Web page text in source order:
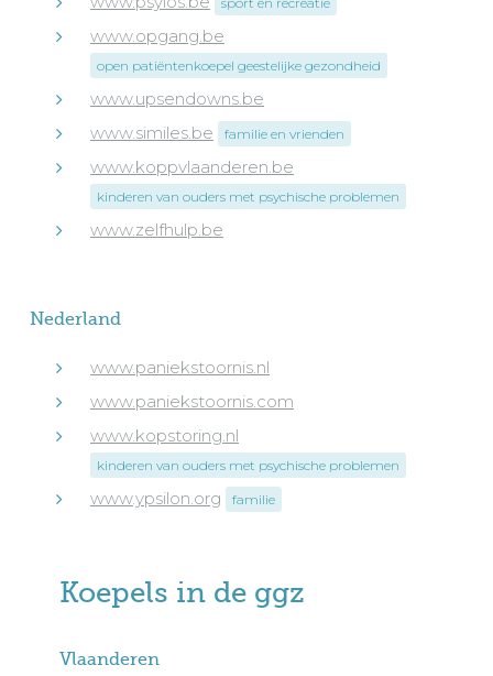
www.opgang.be
open patiëntenkoepel geestelijke gezondheid
www.upsendowns.be
www.similes.be
familie en vrienden
www.koppvlaanderen.be
kinderen van ouders met psychische problemen
www.zelfhulp.be
Nederland
www.paniekstoornis.nl
www.paniekstoornis.com
www.kopstoring.nl
kinderen van ouders met psychische problemen
www.ypsilon.org familie
Koepels in de ggz
Vlaanderen